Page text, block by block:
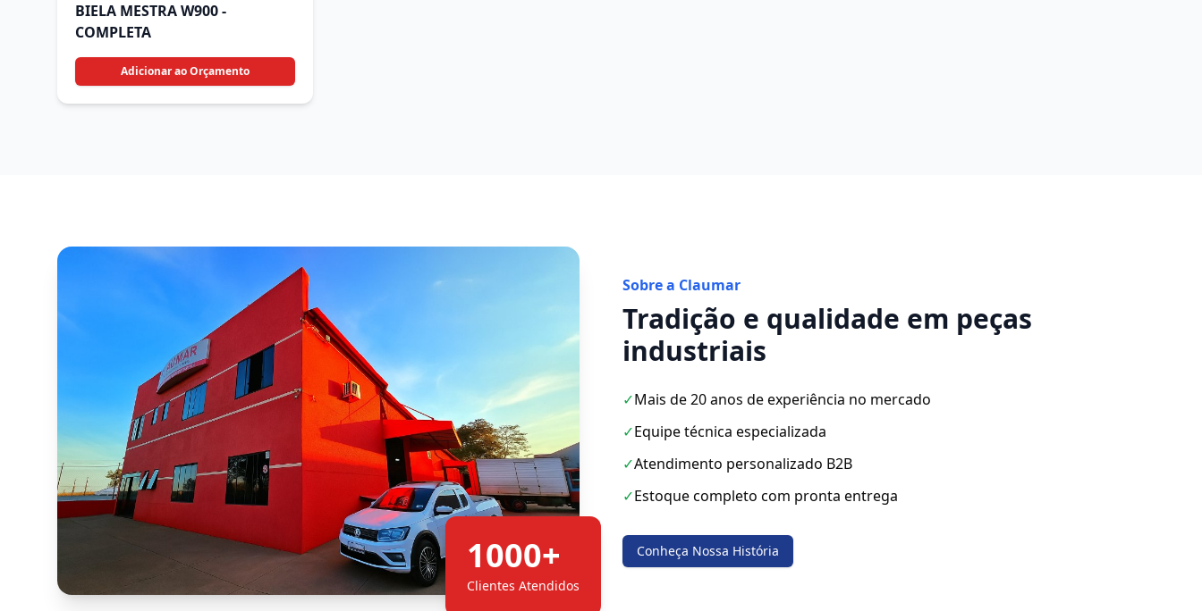
BIELA MESTRA W900 -
COMPLETA
Adicionar ao Orçamento
1000+
Clientes Atendidos
Sobre a Claumar
Tradição e qualidade em peças
industriais
✓Mais de 20 anos de experiência no mercado
✓Equipe técnica especializada
✓Atendimento personalizado B2B
✓Estoque completo com pronta entrega
Conheça Nossa História